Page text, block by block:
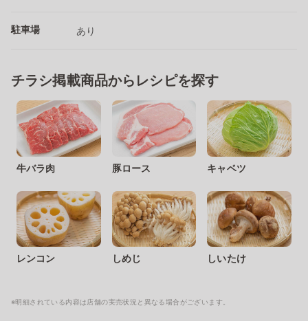
駐車場 あり
チラシ掲載商品からレシピを探す
牛バラ肉 豚ロース キャベツ
レンコン しめじ しいたけ
※明細されている内容は店舗の実売状況と異なる場合がございます。